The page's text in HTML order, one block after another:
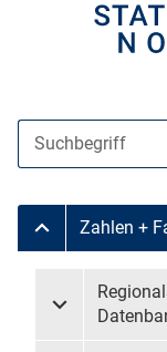
Suche
Untermenü
Zahlen +
Untermenü
Untermenü